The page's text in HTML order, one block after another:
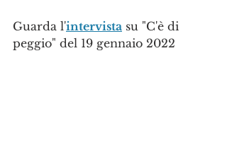
Guarda l'intervista su "C'è di
peggio" del 19 gennaio 2022